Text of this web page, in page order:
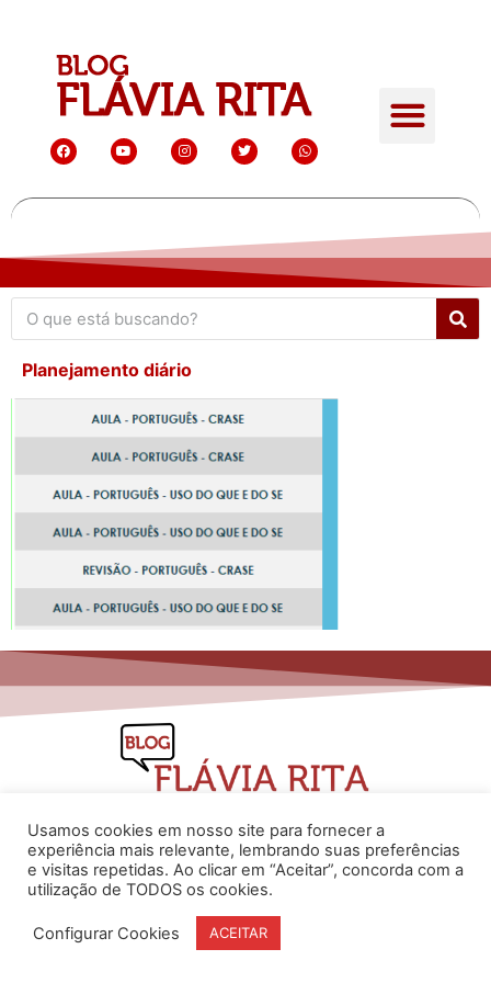
Planejamento diário
www.flaviarita.com
Flávia Rita Cursos Online
© Todos os direitos reservados
Usamos cookies em nosso site para fornecer a
experiência mais relevante, lembrando suas preferências
e visitas repetidas. Ao clicar em “Aceitar”, concorda com a
utilização de TODOS os cookies.
Configurar Cookies ACEITAR